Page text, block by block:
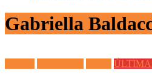
Gabriella